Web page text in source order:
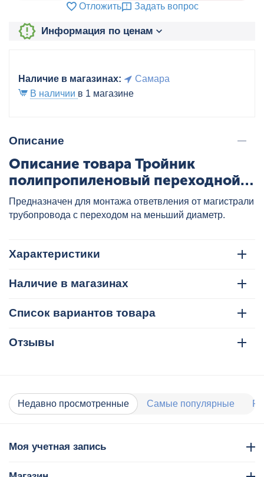
Отложить Задать вопрос
Информация по ценам
Наличие в магазинах:
Самара
В наличии в 1 магазине
Описание
Описание товара Тройник
полипропиленовый переходной
63x25x63 бел., артикул:
2204632563
Предназначен для монтажа ответвления от магистрали
трубопровода с переходом на меньший диаметр.
Характеристики
Наличие в магазинах
Список вариантов товара
Отзывы
Недавно просмотренные Самые популярные
Моя учетная запись